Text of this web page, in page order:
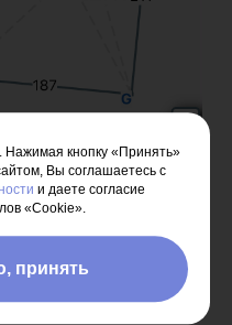
кнопку «Принять»
Вы соглашаетесь с
и даете согласие
«Cookie».
принять